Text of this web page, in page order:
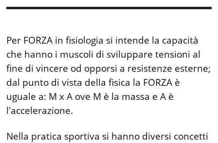
Per FORZA in fisiologia si intende la capacità
che hanno i muscoli di sviluppare tensioni al
fine di vincere od opporsi a resistenze esterne;
dal punto di vista della fisica la FORZA è
uguale a: M x A ove M è la massa e A è
l'accelerazione.
Nella pratica sportiva si hanno diversi concetti